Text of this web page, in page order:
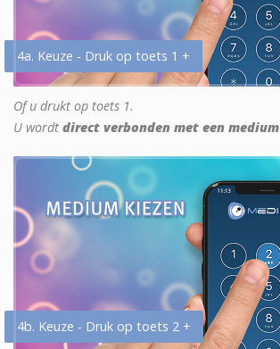
4a. Keuze - Druk op toets 1 +
Of u drukt op toets 1.
U wordt direct verbonden met een medium
4b. Keuze - Druk op toets 2 +